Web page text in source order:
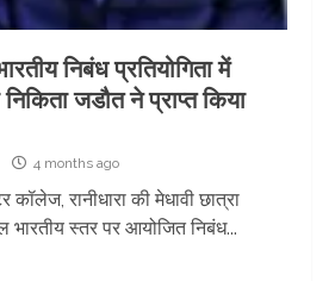
निबंध प्रतियोगिता में
जडौत ने प्राप्त किया
4 months ago
कॉलेज, रानीधारा की मेधावी छात्रा
भारतीय स्तर पर आयोजित निबंध...